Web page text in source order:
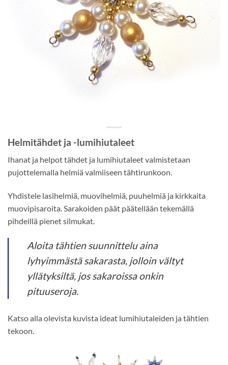
Helmitähdet ja -lumihiutaleet
Ihanat ja helpot tähdet ja lumihiutaleet valmistetaan
pujottelemalla helmiä valmiiseen tähtirunkoon.
Yhdistele lasihelmiä, muovihelmiä, puuhelmiä ja kirkkaita
muovipisaroita. Sarakoiden päät päätellään tekemällä
pihdeillä pienet silmukat.
Aloita tähtien suunnittelu aina
lyhyimmästä sakarasta, jolloin vältyt
yllätyksiltä, jos sakaroissa onkin
pituuseroja.
Katso alla olevista kuvista ideat lumihiutaleiden ja tähtien
tekoon.